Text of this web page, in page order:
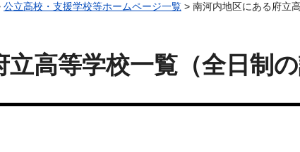
公立高校・支援学校等ホームページ一覧 > 南河内地区にある府立
高等学校一覧（全日制の